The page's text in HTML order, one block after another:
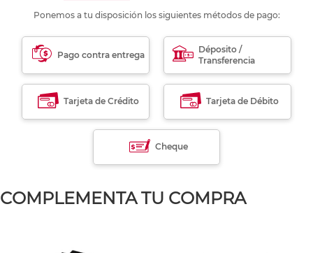
Ponemos a tu disposición los siguientes métodos de pago:
Pago contra entrega
Déposito /
Transferencia
Tarjeta de Crédito Tarjeta de Débito
Cheque
COMPLEMENTA TU COMPRA